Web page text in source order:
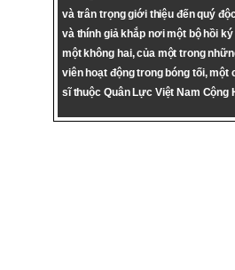
và trân trọng giới thiệu đến quý
và thính giả khắp nơi một bộ hồi ký
một không hai, của một trong
viên hoạt động trong bóng tối, một
sĩ thuộc Quân Lực Việt Nam Cộng